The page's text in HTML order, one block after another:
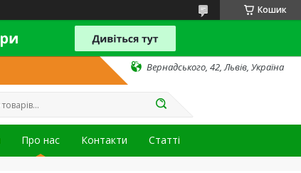
Кошик
Вернадського, 42, Львів, Україна
Про нас Контакти Статті